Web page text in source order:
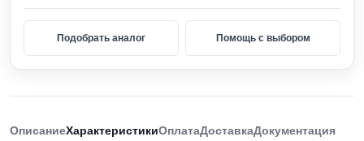
Подобрать аналог Помощь с выбором
ОписаниеХарактеристикиОплатаДоставкаДокументация